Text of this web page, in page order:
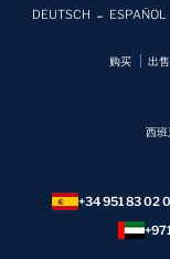
DEUTSCH
ESPAÑOL
购买 出售
西班
+34 951 83 02